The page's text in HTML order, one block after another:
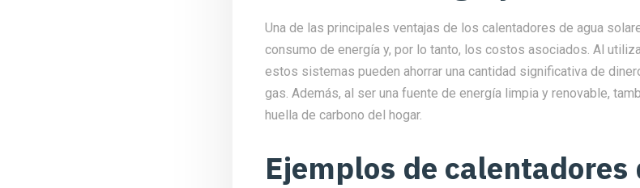
Una de las principales ventajas de los calentadores de agua
consumo de energía y, por lo tanto, los costos asociados. Al
estos sistemas pueden ahorrar una cantidad significativa de
gas. Además, al ser una fuente de energía limpia y renovable,
huella de carbono del hogar.
Ejemplos de calentadores